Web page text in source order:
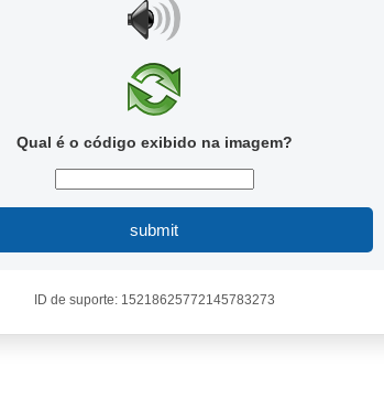
Qual é o código exibido na imagem?
submit
ID de suporte: 15218625772145783273